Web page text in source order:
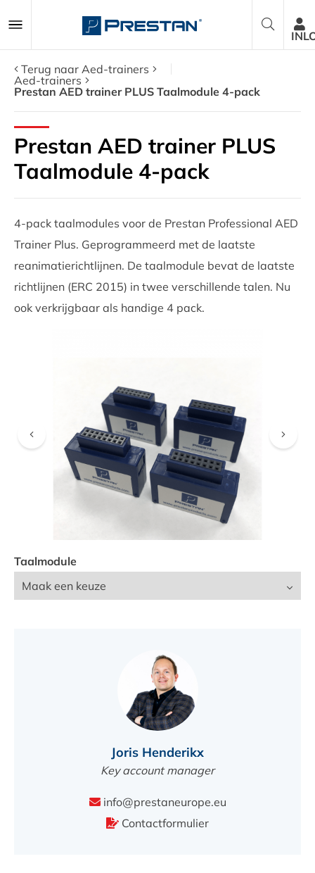
AED Trainers
Accessoires
Onderdelen
Over ons
Terug naar Aed-trainers
Aed-trainers
Prestan AED trainer PLUS Taalmodule 4-pack
Prestan AED trainer PLUS
Taalmodule 4-pack
4-pack taalmodules voor de Prestan Professional AED
Trainer Plus. Geprogrammeerd met de laatste
reanimatierichtlijnen. De taalmodule bevat de laatste
richtlijnen (ERC 2015) in twee verschillende talen. Nu
ook verkrijgbaar als handige 4 pack.
Taalmodule
Joris Henderikx
Key account manager
info@prestaneurope.eu
Contactformulier